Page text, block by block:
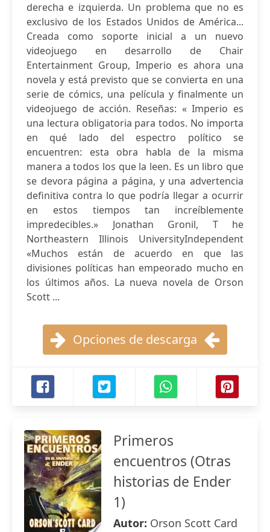
derecha e izquierda. Un problema que no es
exclusivo de los Estados Unidos de América...
Creada como soporte inicial a un nuevo
videojuego en desarrollo de Chair
Entertainment Group, Imperio es ahora una
novela y está previsto que se convierta en una
serie de cómics, una película y finalmente un
videojuego de acción. Reseñas: « Imperio es
una lectura obligatoria para todos. No importa
en qué lado del espectro político se
encuentren: esta obra habla de la misma
manera a todos los que la leen. Es un libro que
se devora página a página, y una advertencia
definitiva contra lo que podría llegar a ocurrir
en estos tiempos tan increíblemente
impredecibles.» Jonathan Gronil, T he
Northeastern Illinois UniversityIndependent
«Muchos están de acuerdo en que las
divisiones políticas han empeorado mucho en
los últimos años. La nueva novela de Orson
Scott ...
Opciones de descarga
Primeros
encuentros (Otras
historias de Ender
1)
Autor: Orson Scott Card